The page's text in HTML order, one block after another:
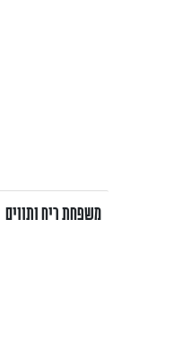
משפחת ריח ותווים